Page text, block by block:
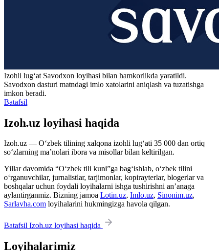
Izohli lugʻat Savodxon loyihasi bilan hamkorlikda yaratildi.
Savodxon dasturi matndagi imlo xatolarini aniqlash va tuzatishga
imkon beradi.
Batafsil
Izoh.uz loyihasi haqida
Izoh.uz — O‘zbek tilining xalqona izohli lug‘ati 35 000 dan ortiq
so‘zlarning ma’nolari ibora va misollar bilan keltirilgan.
Yillar davomida “O‘zbek tili kuni”ga bag‘ishlab, o‘zbek tilini
o‘rganuvchilar, jurnalistlar, tarjimonlar, kopirayterlar, blogerlar va
boshqalar uchun foydali loyihalarni ishga tushirishni an’anaga
aylantirganmiz. Bizning jamoa Lotin.uz, Imlo.uz, Sinonim.uz,
Sarlavha.com loyihalarini hukmingizga havola qilgan.
Batafsil Izoh.uz loyihasi haqida
Loyihalarimiz